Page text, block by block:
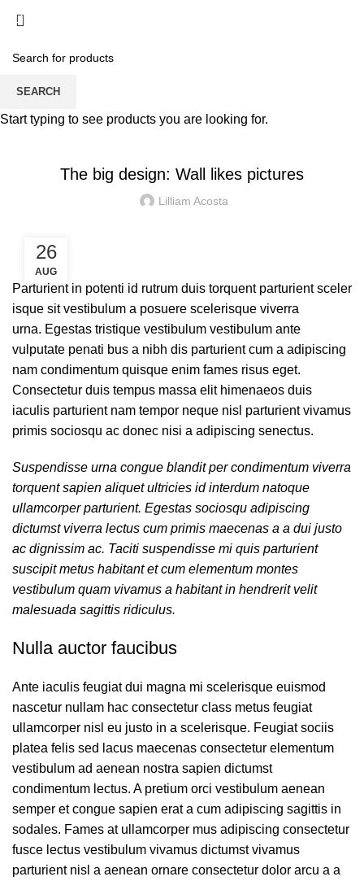
The big design: Wall likes pictures
Lilliam Acosta
26
AUG
Parturient in potenti id rutrum duis torquent parturient sceler
isque sit vestibulum a posuere scelerisque viverra
urna. Egestas tristique vestibulum vestibulum ante
vulputate penati bus a nibh dis parturient cum a adipiscing
nam condimentum quisque enim fames risus eget.
Consectetur duis tempus massa elit himenaeos duis
iaculis parturient nam tempor neque nisl parturient vivamus
primis sociosqu ac donec nisi a adipiscing senectus.
Suspendisse urna congue blandit per condimentum viverra
torquent sapien aliquet ultricies id interdum natoque
ullamcorper parturient. Egestas sociosqu adipiscing
dictumst viverra lectus cum primis maecenas a a dui justo
ac dignissim ac. Taciti suspendisse mi quis parturient
suscipit metus habitant et cum elementum montes
vestibulum quam vivamus a habitant in hendrerit velit
malesuada sagittis ridiculus.
Nulla auctor faucibus
Ante iaculis feugiat dui magna mi scelerisque euismod
nascetur nullam hac consectetur class metus feugiat
ullamcorper nisl eu justo in a scelerisque. Feugiat sociis
platea felis sed lacus maecenas consectetur elementum
vestibulum ad aenean nostra sapien dictumst
condimentum lectus. A pretium orci vestibulum aenean
semper et congue sapien erat a cum adipiscing sagittis in
sodales. Fames at ullamcorper mus adipiscing consectetur
fusce lectus vestibulum vivamus dictumst vivamus
parturient nisl a aenean ornare consectetur dolor arcu a a
SEARCH
Start typing to see products you are looking for.